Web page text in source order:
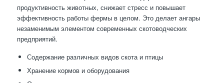
продуктивность животных, снижает стресс и повышает
эффективность работы фермы в целом. Это делает ангары
незаменимым элементом современных скотоводческих
предприятий.
Содержание различных видов скота и птицы
Хранение кормов и оборудования